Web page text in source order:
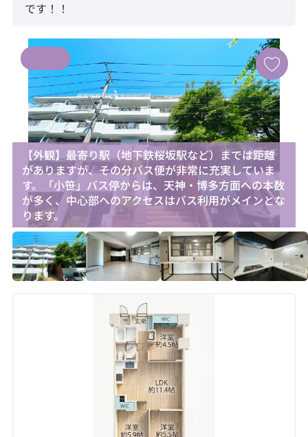
です！！
お気に入り追加
【外観】最寄り駅（地下鉄桜坂駅など）までは距離
がありますが、その分バス便が非常に充実していま
す。「小笹」バス停からは、天神・博多方面への本数
が多く、中心部へのアクセスはバス利用がメインとな
ります。